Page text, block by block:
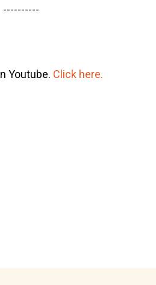
----------
Youtube. Click here.